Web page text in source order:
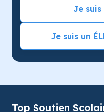
Je suis
Je suis un
Top Soutien